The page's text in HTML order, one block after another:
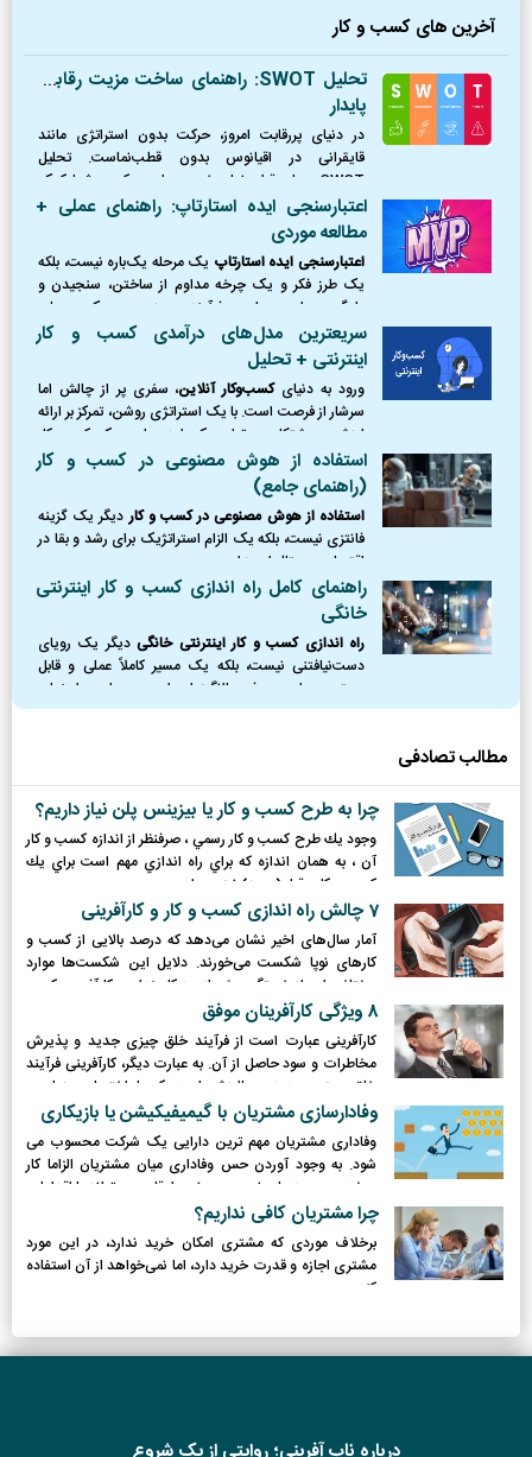
آخرین های کسب و کار
تحلیل SWOT: راهنمای ساخت مزیت رقابتی
پایدار
در دنیای پررقابت امروز، حرکت بدون استراتژی مانند
قایقرانی در اقیانوس بدون قطب‌نماست. تحلیل
SWOT همان قطب‌نمای ضروری است که به شما کمک
می‌کند موقعیت دقیق خود را بشناسید، از طوفان‌ها
(تهدیدها) دوری کنید،
اعتبارسنجی ایده استارتاپ: راهنمای عملی +
مطالعه موردی
اعتبارسنجی ایده استارتاپ یک مرحله یک‌باره نیست، بلکه
یک طرز فکر و یک چرخه مداوم از ساختن، سنجیدن و
یادگیری است. این فرآیند، مرز بین یک رویای
شکست‌خورده و یک کسب‌وکار موفق را ترسیم می‌کند.
سریعترین مدل‌های درآمدی کسب و کار
اینترنتی + تحلیل
ورود به دنیایکسب‌وکار آنلاین، سفری پر از چالش اما
سرشار از فرصت است. با یک استراتژی روشن، تمرکز بر ارائه
ارزش و پشتکار، می‌توان یک ایده را به یک کسب‌وکار
پایدار و سودآور تبدیل کرد.
استفاده از هوش مصنوعی در کسب و کار
(راهنمای جامع)
استفاده از هوش مصنوعی در کسب و کار دیگر یک گزینه
فانتزی نیست، بلکه یک الزام استراتژیک برای رشد و بقا در
اقتصاد دیجیتال امروز است.
راهنمای کامل راه اندازی کسب و کار اینترنتی
خانگی
راه اندازی کسب و کار اینترنتی خانگیدیگر یک رویای
دست‌نیافتنی نیست، بلکه یک مسیر کاملاً عملی و قابل
دسترس برای هر فرد باانگیزه‌ای است. در این راهنمای
جامع، نقشه راه کاملی از نقطه صفر را ترسیم کردیم؛
مطالب تصادفی
چرا به طرح کسب و کار یا بیزینس پلن نیاز داریم؟
وجود يك طرح كسب و كار رسمي ، صرفنظر از اندازه كسب و كار
آن ، به همان اندازه كه براي راه اندازي مهم است براي يك
كسب و كار برقرار (محرز) نيز مهم است.
7 چالش راه اندازی کسب و کار و کارآفرینی
آمار سال‌های اخیر نشان می‌دهد که درصد بالایی از کسب و
کارهای نوپا شکست می‌خورند. دلایل این شکست‌ها موارد
مختلفی اعم از خستگی بیش از حد کارمندان و کارآفرین، کمبود
سرمایه، عدم استقبال بازار و ... است.
8 ویژگی کارآفرینان موفق
كارآفرینی عبارت است از فرآیند خلق چیزی جدید و پذیرش
مخاطرات و سود حاصل از آن. به عبارت دیگر، كارآفرینی فرآیند
خلق چیزی جدید و باارزش است كه با اختصاص زمان و
تلاش لازم، و در‌نظر گرفتن ریسك‌‌های مالی، روانی و اجتماعی
برای رسیدن به رضایت‌فردی و مالی و استقلال به ثمر می‌رسد.
وفادارسازی مشتریان با گیمیفیکیشن یا بازیکاری
وفاداری مشتریان مهم ترین دارایی یک شرکت محسوب می
شود. به وجود آوردن حس وفاداری میان مشتریان الزاما کار
سخت و پیچیدهای نیست و بعضی اوقات می تواند با اقدامات
ساده ای ایجاد شود.
چرا مشتریان کافی نداریم؟
برخلاف موردی که مشتری امکان خرید ندارد، در این مورد
مشتری اجازه و قدرت خرید دارد، اما نمی‌خواهد از آن استفاده
کند.